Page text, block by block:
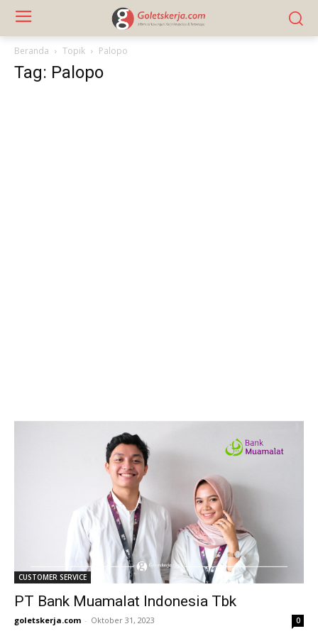
Beranda Topik Palopo
Tag: Palopo
CUSTOMER SERVICE
PT Bank Muamalat Indonesia Tbk
goletskerja.com - Oktober 31, 2023 0